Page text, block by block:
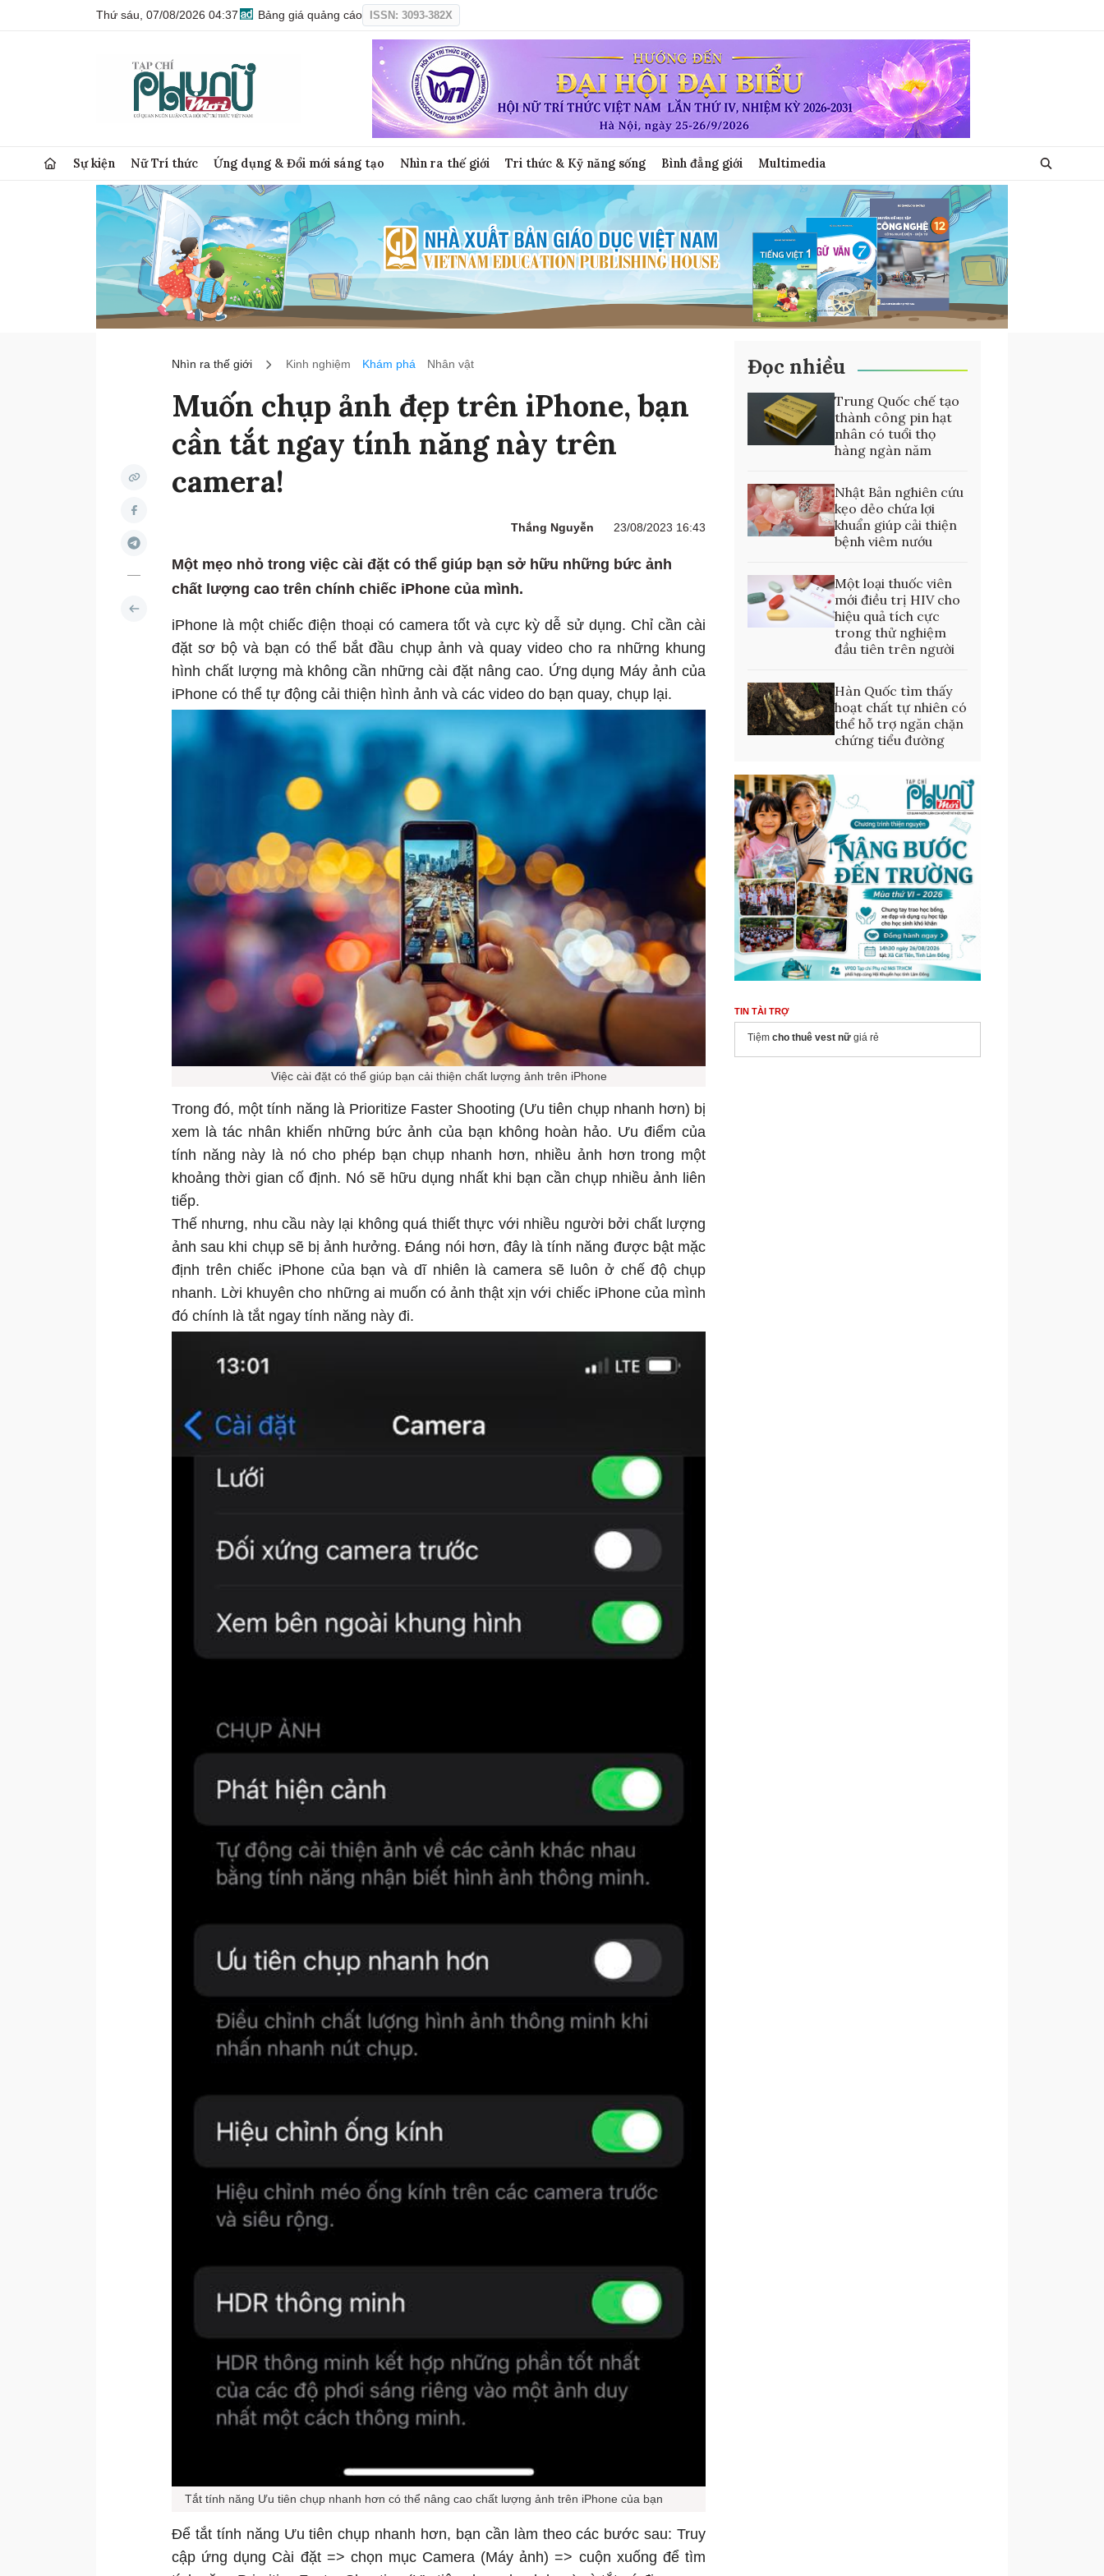
Thứ sáu, 07/08/2026 04:37 Bảng giá quảng cáo ISSN: 3093-382X
Sự kiện Nữ Trí thức Ứng dụng & Đổi mới sáng tạo Nhìn ra thế giới Tri thức & Kỹ năng sống Bình đẳng giới Multimedia
Nhìn ra thế giới Kinh nghiệm Khám phá Nhân vật
Muốn chụp ảnh đẹp trên iPhone, bạn
cần tắt ngay tính năng này trên
camera!
Thắng Nguyễn 23/08/2023 16:43
Một mẹo nhỏ trong việc cài đặt có thể giúp bạn sở hữu những bức ảnh
chất lượng cao trên chính chiếc iPhone của mình.
iPhone là một chiếc điện thoại có camera tốt và cực kỳ dễ sử dụng. Chỉ cần cài
đặt sơ bộ và bạn có thể bắt đầu chụp ảnh và quay video cho ra những khung
hình chất lượng mà không cần những cài đặt nâng cao. Ứng dụng Máy ảnh của
iPhone có thể tự động cải thiện hình ảnh và các video do bạn quay, chụp lại.
Việc cài đặt có thể giúp bạn cải thiện chất lượng ảnh trên iPhone
Trong đó, một tính năng là Prioritize Faster Shooting (Ưu tiên chụp nhanh hơn) bị
xem là tác nhân khiến những bức ảnh của bạn không hoàn hảo. Ưu điểm của
tính năng này là nó cho phép bạn chụp nhanh hơn, nhiều ảnh hơn trong một
khoảng thời gian cố định. Nó sẽ hữu dụng nhất khi bạn cần chụp nhiều ảnh liên
tiếp.
Thế nhưng, nhu cầu này lại không quá thiết thực với nhiều người bởi chất lượng
ảnh sau khi chụp sẽ bị ảnh hưởng. Đáng nói hơn, đây là tính năng được bật mặc
định trên chiếc iPhone của bạn và dĩ nhiên là camera sẽ luôn ở chế độ chụp
nhanh. Lời khuyên cho những ai muốn có ảnh thật xịn với chiếc iPhone của mình
đó chính là tắt ngay tính năng này đi.
Tắt tính năng Ưu tiên chụp nhanh hơn có thể nâng cao chất lượng ảnh trên iPhone của bạn
Để tắt tính năng Ưu tiên chụp nhanh hơn, bạn cần làm theo các bước sau: Truy
cập ứng dụng Cài đặt => chọn mục Camera (Máy ảnh) => cuộn xuống để tìm
Đọc nhiều
Trung Quốc chế tạo
thành công pin hạt
nhân có tuổi thọ
hàng ngàn năm
Nhật Bản nghiên cứu
kẹo dẻo chứa lợi
khuẩn giúp cải thiện
bệnh viêm nướu
Một loại thuốc viên
mới điều trị HIV cho
hiệu quả tích cực
trong thử nghiệm
đầu tiên trên người
Hàn Quốc tìm thấy
hoạt chất tự nhiên có
thể hỗ trợ ngăn chặn
chứng tiểu đường
TIN TÀI TRỢ
Tiệm cho thuê vest nữ giá rẻ